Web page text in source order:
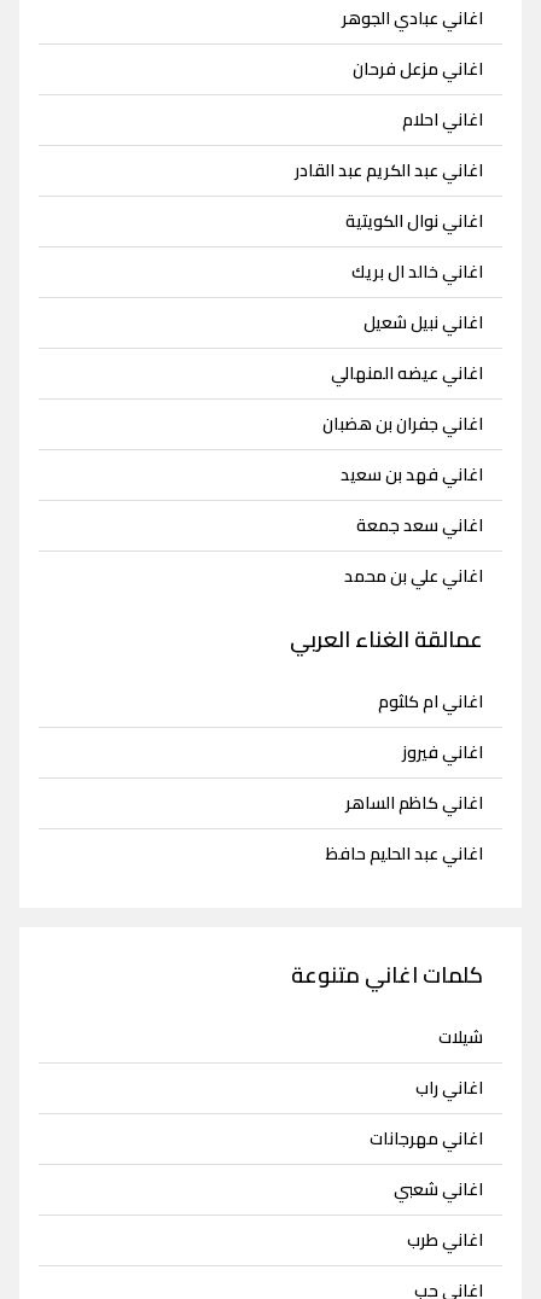
اغاني عبادي الجوهر
اغاني مزعل فرحان
اغاني احلام
اغاني عبد الكريم عبد القادر
اغاني نوال الكويتية
اغاني خالد ال بريك
اغاني نبيل شعيل
اغاني عيضه المنهالي
اغاني جفران بن هضبان
اغاني فهد بن سعيد
اغاني سعد جمعة
اغاني علي بن محمد
عمالقة الغناء العربي
اغاني ام كلثوم
اغاني فيروز
اغاني كاظم الساهر
اغاني عبد الحليم حافظ
كلمات اغاني متنوعة
شيلات
اغاني راب
اغاني مهرجانات
اغاني شعبي
اغاني طرب
اغاني حب